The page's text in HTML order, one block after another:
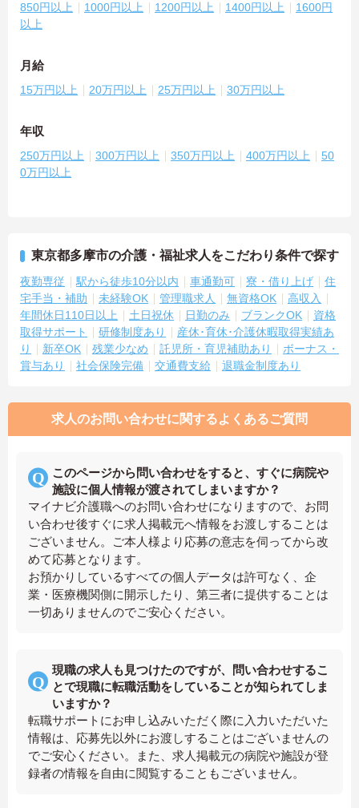
850円以上 1000円以上 1200円以上 1400円以上
1600円
以上
月給
15万円以上 20万円以上 25万円以上 30万円以上
年収
250万円以上 300万円以上 350万円以上 400万円以上
50
0万円以上
東京都多摩市の介護・福祉求人をこだわり条件で探す
夜勤専従 駅から徒歩10分以内 車通勤可 寮・借り上げ
住
宅手当・補助
未経験OK 管理職求人 無資格OK
高収入
年間休日110日以上
土日祝休 日勤のみ ブランクOK
資格
取得サポート
研修制度あり
産休･育休･介護休暇取得実績あ
り
新卒OK 残業少なめ 託児所・育児補助あり
ボーナス・
賞与あり
社会保険完備 交通費支給 退職金制度あり
求人のお問い合わせに関するよくあるご質問
このページから問い合わせをすると、すぐに病院や
施設に個人情報が渡されてしまいますか？
マイナビ介護職へのお問い合わせになりますので、お問
い合わせ後すぐに求人掲載元へ情報をお渡しすることは
ございません。ご本人様より応募の意志を伺ってから改
めて応募となります。
お預かりしているすべての個人データは許可なく、企
業・医療機関側に開示したり、第三者に提供することは
一切ありませんのでご安心ください。
現職の求人も見つけたのですが、問い合わせするこ
とで現職に転職活動をしていることが知られてしま
いますか？
転職サポートにお申し込みいただく際に入力いただいた
情報は、応募先以外にお渡しすることはございませんの
でご安心ください。また、求人掲載元の病院や施設が登
録者の情報を自由に閲覧することもございません。